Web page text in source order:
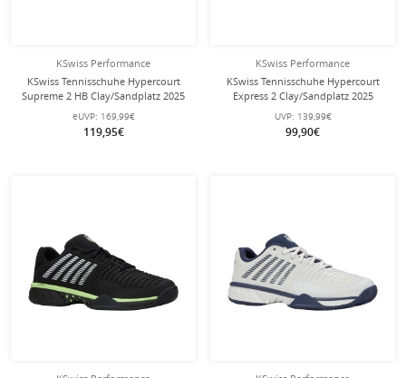
KSwiss Performance
KSwiss Tennisschuhe Hypercourt
Supreme 2 HB Clay/Sandplatz 2025
schwarz Damen
eUVP: 169,99€
119,95€
KSwiss Performance
KSwiss Tennisschuhe Hypercourt
Express 2 Clay/Sandplatz 2025
schwarz/neongrün Herren
UVP: 139,99€
99,90€